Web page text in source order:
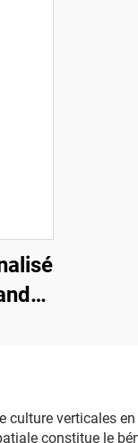
culture verticales
constitue le